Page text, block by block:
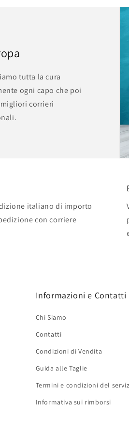
tutta la cura
ogni capo che poi
corrieri
italiano di importo
con corriere
Informazioni e Contatti
Chi Siamo
Contatti
Condizioni di Vendita
Guida alle Taglie
Termini e condizioni del
Informativa sui rimborsi